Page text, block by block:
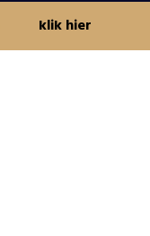
klik hier